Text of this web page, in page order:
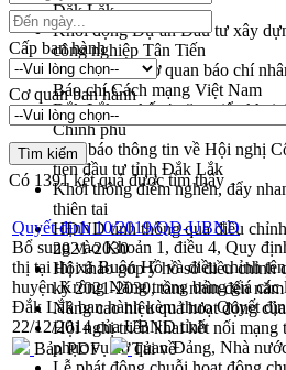
Đắk Lắk
Khởi động Dự án Đầu tư xây
công nghiệp Tân Tiến
Gặp mặt các cơ quan báo chí
Báo chí Cách mạng Việt Nam
Đắk Lắk sơ kết 4 năm triển khai
Chính phủ
Họp báo thông tin về Hội nghị
tiến đầu tư tỉnh Đắk Lắk
Khơi thông điểm nghẽn, đẩy
thiên tai
HĐND tỉnh thông qua điều
2021-2030
Hội thảo góp ý hồ sơ điều
kỳ 2021-2030, tầm nhìn đến
Nâng cao hiệu quả hoạt động
Hội nghị triển khai kết nối mạng
phục vụ cơ quan Đảng, Nhà
Cấp ban hành
Cơ quan ban hành
Có 1391kết quả được tìm thấy
Quyết định 10/2019/QĐ-UBND
Bổ sung vào Khoản 1, điều 4, Quy
thị tại thị xã Buôn Hồ và điều chỉnh
huyện Krông Năng trong bảng giá các
Đắk Lắk ban hành kèm thưo Quyết
22/12/2014 của UBND tỉnh
Bản PDF
Tải về